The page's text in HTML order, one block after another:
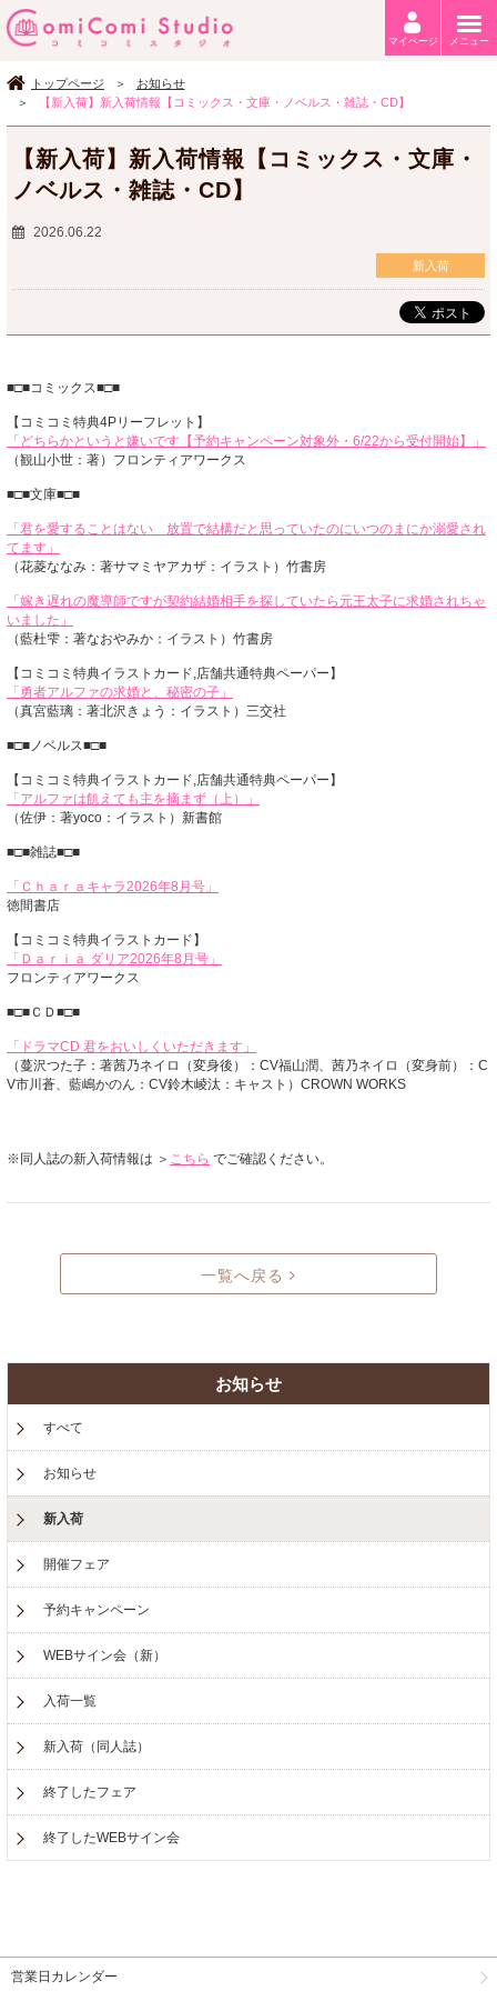
トップページ
お知らせ
【新入荷】新入荷情報【コミックス・文庫・ノベルス・雑誌・CD】
【新入荷】新入荷情報【コミックス・文庫・
ノベルス・雑誌・CD】
2026.06.22
新入荷
■□■コミックス■□■
【コミコミ特典4Pリーフレット】
「どちらかというと嫌いです【予約キャンペーン対象外・6/22から受付開始】」
（観山小世：著）フロンティアワークス
■□■文庫■□■
「君を愛することはない 放置で結構だと思っていたのにいつのまにか溺愛され
てます」
（花菱ななみ：著サマミヤアカザ：イラスト）竹書房
「嫁き遅れの魔導師ですが契約結婚相手を探していたら元王太子に求婚されちゃ
いました」
（藍杜雫：著なおやみか：イラスト）竹書房
【コミコミ特典イラストカード,店舗共通特典ペーパー】
「勇者アルファの求婚と、秘密の子」
（真宮藍璃：著北沢きょう：イラスト）三交社
■□■ノベルス■□■
【コミコミ特典イラストカード,店舗共通特典ペーパー】
「アルファは飢えても主を摘まず（上）」
（佐伊：著yoco：イラスト）新書館
■□■雑誌■□■
「Ｃｈａｒａキャラ2026年8月号」
徳間書店
【コミコミ特典イラストカード】
「Ｄａｒｉａ ダリア2026年8月号」
フロンティアワークス
■□■ＣＤ■□■
「ドラマCD 君をおいしくいただきます」
（蔓沢つた子：著茜乃ネイロ（変身後）：CV福山潤、茜乃ネイロ（変身前）：C
V市川蒼、藍嶋かのん：CV鈴木崚汰：キャスト）CROWN WORKS
※同人誌の新入荷情報は ＞ こちら でご確認ください。
一覧へ戻る
お知らせ
すべて
お知らせ
新入荷
開催フェア
予約キャンペーン
WEBサイン会（新）
入荷一覧
新入荷（同人誌）
終了したフェア
終了したWEBサイン会
マイページ メニュー
営業日カレンダー